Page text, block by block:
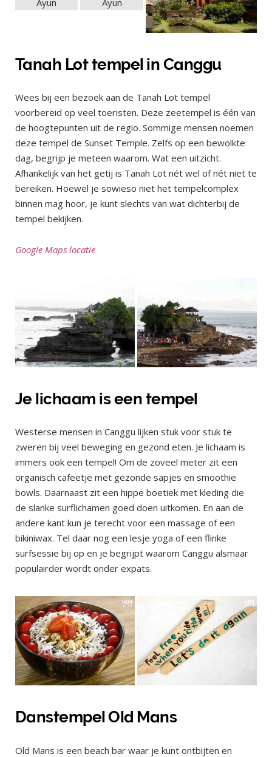
Tanah Lot tempel in Canggu
Wees bij een bezoek aan de Tanah Lot tempel
voorbereid op veel toeristen. Deze zeetempel is één van
de hoogtepunten uit de regio. Sommige mensen noemen
deze tempel de Sunset Temple. Zelfs op een bewolkte
dag, begrijp je meteen waarom. Wat een uitzicht.
Afhankelijk van het getij is Tanah Lot nét wel of nét niet te
bereiken. Hoewel je sowieso niet het tempelcomplex
binnen mag hoor, je kunt slechts van wat dichterbij de
tempel bekijken.
Google Maps locatie
Je lichaam is een tempel
Westerse mensen in Canggu lijken stuk voor stuk te
zweren bij veel beweging en gezond eten. Je lichaam is
immers ook een tempel! Om de zoveel meter zit een
organisch cafeetje met gezonde sapjes en smoothie
bowls. Daarnaast zit een hippe boetiek met kleding die
de slanke surflichamen goed doen uitkomen. En aan de
andere kant kun je terecht voor een massage of een
bikiniwax. Tel daar nog een lesje yoga of een flinke
surfsessie bij op en je begrijpt waarom Canggu alsmaar
populairder wordt onder expats.
Danstempel Old Mans
Old Mans is een beach bar waar je kunt ontbijten en